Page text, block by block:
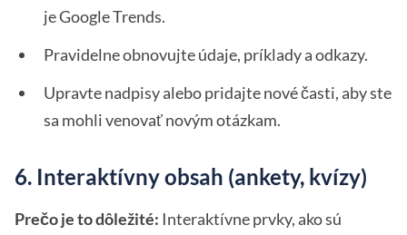
je Google Trends.
Pravidelne obnovujte údaje, príklady a odkazy.
Upravte nadpisy alebo pridajte nové časti, aby ste
sa mohli venovať novým otázkam.
6. Interaktívny obsah (ankety, kvízy)
Prečo je to dôležité: Interaktívne prvky, ako sú